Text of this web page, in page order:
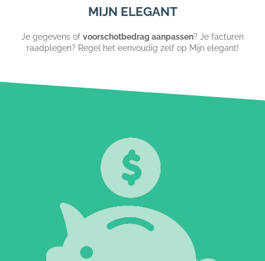
MIJN ELEGANT
Je gegevens of voorschotbedrag aanpassen? Je facturen
raadplegen? Regel het eenvoudig zelf op Mijn elegant!